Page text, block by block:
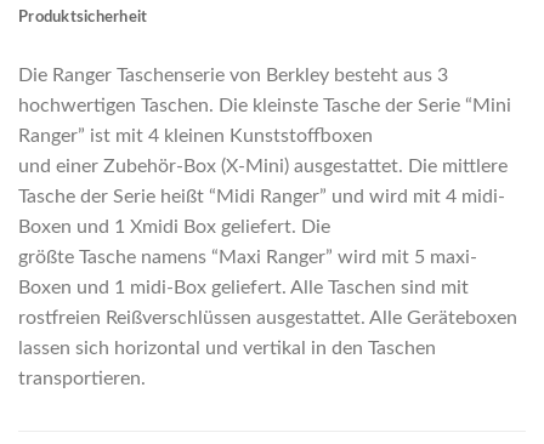
Produktsicherheit
Die Ranger Taschenserie von Berkley besteht aus 3
hochwertigen Taschen. Die kleinste Tasche der Serie “Mini
Ranger” ist mit 4 kleinen Kunststoffboxen
und einer Zubehör-Box (X-Mini) ausgestattet. Die mittlere
Tasche der Serie heißt “Midi Ranger” und wird mit 4 midi-
Boxen und 1 Xmidi Box geliefert. Die
größte Tasche namens “Maxi Ranger” wird mit 5 maxi-
Boxen und 1 midi-Box geliefert. Alle Taschen sind mit
rostfreien Reißverschlüssen ausgestattet. Alle Geräteboxen
lassen sich horizontal und vertikal in den Taschen
transportieren.